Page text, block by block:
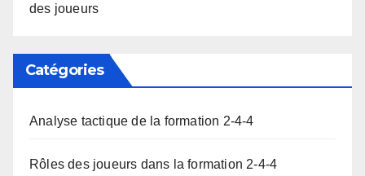
des joueurs
Catégories
Analyse tactique de la formation 2-4-4
Rôles des joueurs dans la formation 2-4-4